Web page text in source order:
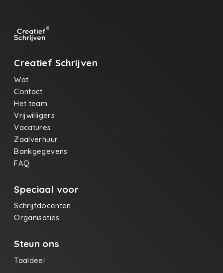
Creatief Schrijven
Wat
Contact
Het team
Vrijwilligers
Vacatures
Zaalverhuur
Bankgegevens
FAQ
Speciaal voor
Schrijfdocenten
Organisaties
Steun ons
Taaldeel